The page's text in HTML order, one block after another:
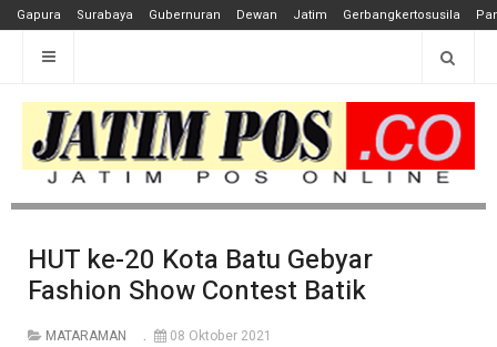
Gapura Surabaya Gubernuran Dewan Jatim Gerbangkertosusila
HUT ke-20 Kota Batu Gebyar
Fashion Show Contest Batik
MATARAMAN 08 Oktober 2021